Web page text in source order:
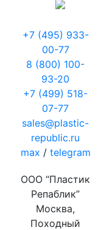
+7 (495) 933-
00-77
8 (800) 100-
93-20
+7 (499) 518-
07-77
sales@plastic-
republic.ru
max / telegram
ООО “Пластик
Репаблик”
Москва,
Походный